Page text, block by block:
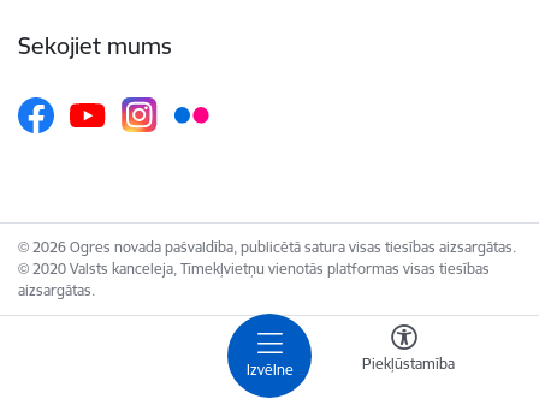
Izvēlne Piekļūstamība
Sekojiet mums
© 2026 Ogres novada pašvaldība, publicētā satura visas tiesības aizsargātas.
© 2020 Valsts kanceleja, Tīmekļvietņu vienotās platformas visas tiesības
aizsargātas.